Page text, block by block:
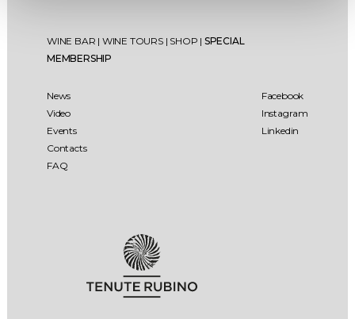
WINE BAR | WINE TOURS | SHOP | SPECIAL
MEMBERSHIP
News
Video
Events
Contacts
FAQ
Facebook
Instagram
Linkedin